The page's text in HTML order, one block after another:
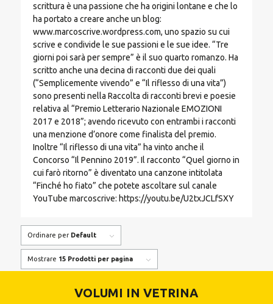
scrittura è una passione che ha origini lontane e che lo
ha portato a creare anche un blog:
www.marcoscrive.wordpress.com, uno spazio su cui
scrive e condivide le sue passioni e le sue idee. “Tre
giorni poi sarà per sempre” è il suo quarto romanzo. Ha
scritto anche una decina di racconti due dei quali
(“Semplicemente vivendo” e “Il riflesso di una vita”)
sono presenti nella Raccolta di racconti brevi e poesie
relativa al “Premio Letterario Nazionale EMOZIONI
2017 e 2018”; avendo ricevuto con entrambi i racconti
una menzione d’onore come finalista del premio.
Inoltre “Il riflesso di una vita” ha vinto anche il
Concorso “Il Pennino 2019”. Il racconto “Quel giorno in
cui farò ritorno” è diventato una canzone intitolata
“Finché ho fiato” che potete ascoltare sul canale
YouTube marcoscrive: https://youtu.be/U2txJCLfSXY
Ordinare per Default
Mostrare 15 Prodotti per pagina
VOLUMI IN VETRINA